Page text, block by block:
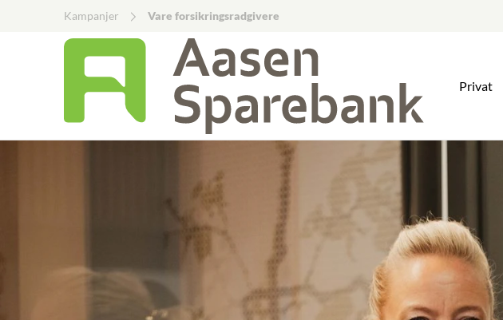
Kampanjer Vare forsikringsradgivere
Privat